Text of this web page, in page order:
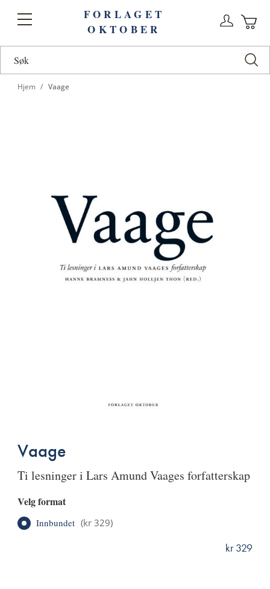
Toggle
FORLAGET
OKTOBER
Hjem Vaage
Vaage
ti lesninger i Lars Amund Vaages forfatterskap
Velg format
Innbundet (kr 329)
kr 329